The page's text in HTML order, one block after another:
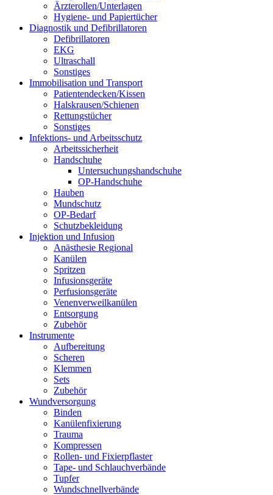
Ärzterollen/Unterlagen
Hygiene- und Papiertücher
Diagnostik und Defibrillatoren
Defibrillatoren
EKG
Ultraschall
Sonstiges
Immobilisation und Transport
Patientendecken/Kissen
Halskrausen/Schienen
Rettungstücher
Sonstiges
Infektions- und Arbeitsschutz
Arbeitssicherheit
Handschuhe
Untersuchungshandschuhe
OP-Handschuhe
Hauben
Mundschutz
OP-Bedarf
Schutzbekleidung
Injektion und Infusion
Anästhesie Regional
Kanülen
Spritzen
Infusionsgeräte
Perfusionsgeräte
Venenverweilkanülen
Entsorgung
Zubehör
Instrumente
Aufbereitung
Scheren
Klemmen
Sets
Zubehör
Wundversorgung
Binden
Kanülenfixierung
Trauma
Kompressen
Rollen- und Fixierpflaster
Tape- und Schlauchverbände
Tupfer
Wundschnellverbände